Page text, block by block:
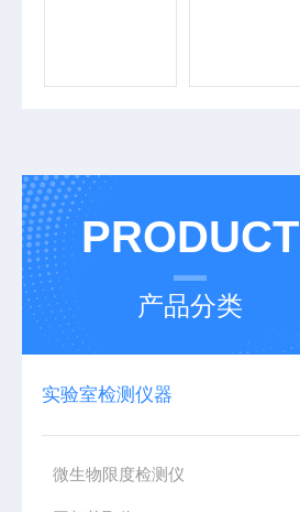
PRODUCT
产品分类
实验室检测仪器
微生物限度检测仪